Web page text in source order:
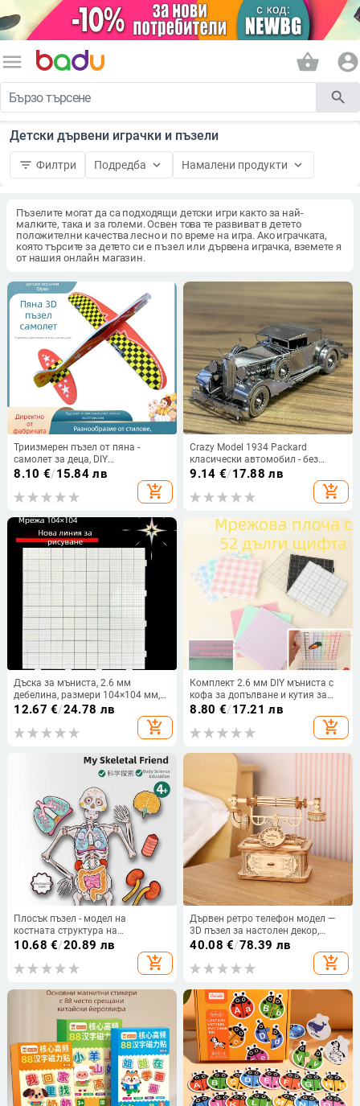
menu shopping_basket account_circle
search
Детски дървени играчки и пъзели
filter_list Филтри Подредба keyboard_arrow_down Намалени продукти keyboard_arrow_down
Пъзелите могат да са подходящи детски игри както за най-
малките, така и за големи. Освен това те развиват в детето
положителни качества лесно и по време на игра. Ако играчката,
която търсите за детето си е пъзел или дървена играчка, вземете я
от нашия онлайн магазин.
Триизмерен пъзел от пяна -
самолет за деца, DIY
персонализация, EPS материал,
8.10 €/15.84 лв
add_shopping_cart
Crazy Model 1934 Packard
класически автомобил - без
лепило, 3D метален пъзел за
сглобяване от неръждаема
стомана, DIY
9.14 €/17.88 лв
add_shopping_cart
Дъска за мъниста, 2.6 мм
дебелина, размери 104×104 мм,
устойчива на високи
температури и деформация, DIY
база за мъниста
12.67 €/24.78 лв
add_shopping_cart
Комплект 2.6 мм DIY мъниста с
кофа за допълване и кутия за
съхранение EVA мъниста –
образователна играчка за деца
8.80 €/17.21 лв
add_shopping_cart
Плосък пъзел - модел на
костната структура на
човешкото тяло, хартия,
образователна играчка за деца
на възраст 7-14 години
10.68 €/20.89 лв
add_shopping_cart
Дървен ретро телефон модел —
3D пъзел за настолен декор,
образователна играчка за деца
7–14 години, персонализация
възможна
40.08 €/78.39 лв
add_shopping_cart